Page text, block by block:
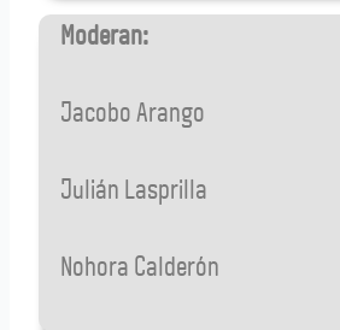
Moderan:
Jacobo Arango
Julián Lasprilla
Nohora Calderón